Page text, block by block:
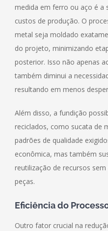
medida em ferro ou aço é a
custos de produção. O
metal seja moldado
do projeto, minimizando
posterior. Isso não apenas
também diminui a
resultando em menos
Além disso, a fundição
reciclados, como sucata de
padrões de qualidade
econômica, mas também
reutilização de recursos
peças.
Eficiência do
Outro fator crucial na